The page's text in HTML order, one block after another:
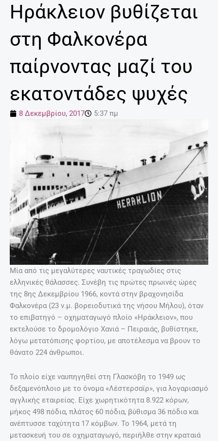
Ηράκλειον βυθίζεται
στη Φαλκονέρα
παίρνοντας μαζί του
εκατοντάδες ψυχές
8 Δεκεμβρίου, 2017 5:37 πμ
Μία από τις μεγαλύτερες ναυτικές τραγωδίες στις
ελληνικές θάλασσες. Συνέβη τις πρώτες πρωινές ώρες
της 8ης Δεκεμβρίου 1966, κοντά στην βραχονησίδα
Φαλκονέρα (23 ν.μ. βορειοδυτικά της νήσου Μήλου), όταν
το επιβατηγό – οχηματαγωγό πλοίο «Ηράκλειον», που
εκτελούσε το δρομολόγιο Χανιά – Πειραιάς, βυθίστηκε,
λόγω μετατόπισης φορτίου, με αποτέλεσμα να βρουν το
θάνατο 224 άνθρωποι.
Το πλοίο είχε ναυπηγηθεί στη Γλασκόβη το 1949 ως
δεξαμενόπλοιο με το όνομα «Λέστερσαϊρ», για λογαριασμό
αγγλικής εταιρείας. Είχε χωρητικότητα 8.922 κόρων,
μήκος 498 πόδια, πλάτος 60 πόδια, βύθισμα 36 πόδια και
ανέπτυσσε ταχύτητα 17 κόμβων. Το 1964, μετά τη
μετασκευή του σε οχηματαγωγό, περιήλθε στην κραταιά